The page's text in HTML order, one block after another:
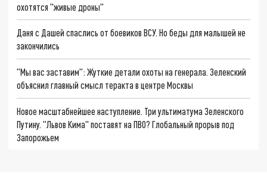
охотятся "живые дроны"
Даня с Дашей спаслись от боевиков ВСУ. Но беды для малышей не
закончились
"Мы вас заставим": Жуткие детали охоты на генерала. Зеленский
объяснил главный смысл теракта в центре Москвы
Новое масштабнейшее наступление. Три ультиматума Зеленского
Путину. "Львов Кима" поставят на ПВО? Глобальный прорыв под
Запорожьем